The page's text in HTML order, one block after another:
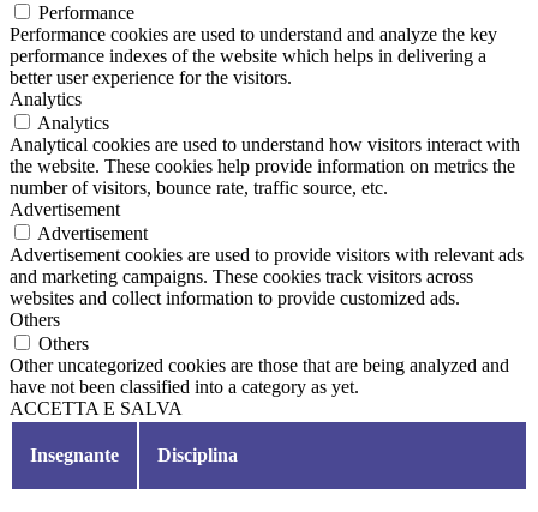
Performance
Performance cookies are used to understand and analyze the key
performance indexes of the website which helps in delivering a
better user experience for the visitors.
Analytics
Analytics
Analytical cookies are used to understand how visitors interact with
the website. These cookies help provide information on metrics the
number of visitors, bounce rate, traffic source, etc.
Advertisement
Advertisement
Advertisement cookies are used to provide visitors with relevant ads
and marketing campaigns. These cookies track visitors across
websites and collect information to provide customized ads.
Others
Others
Other uncategorized cookies are those that are being analyzed and
have not been classified into a category as yet.
ACCETTA E SALVA
Insegnante Disciplina